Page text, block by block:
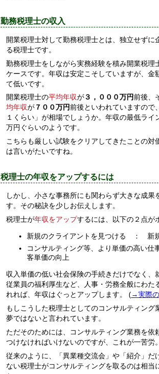
勤務税理士の収入
開業税理士対して勤務税理士とは、独立せずに
る税理士です。
勤務税理士をしながら実務経験を積み開業税理
ケースです。年収は安定こそしていますが、金
て低いです。
開業税理士の平均年収が３，０００万円前後、
均年収が７００万円前後といわれていますので
１くらい」が相場でしょうか。年収の最低ライ
万円ぐらいのようです。
こちらも厳しい試験をクリアしてきたことの対
は言いがたいですね。
税理士の年収をアップするには
しかし、小さな事務所にも関わらず大きな成果
す。その秘訣を少しお伝えします。
税理士が年収をアップするには、以下の２点が
新規のクライアントを見つける ： 新
コンサルティング等、より単価の高い
客単価の向上
収入単価の低い社会保険の手続きだけでなく、
従業員の福利厚生など、人事・労務全般にわた
れれば、年収はぐっとアップします。 (→実際の
もしこうした税理士としてのコンサルティング
夢ではないと言われています。
ただそのためには、コンサルティング業務を依
つけなければいけないのですが、これが一苦労。
従来のように、「異業種交流会」や「紹介」だ
ない税理士がコンサルティングを取るのは相当